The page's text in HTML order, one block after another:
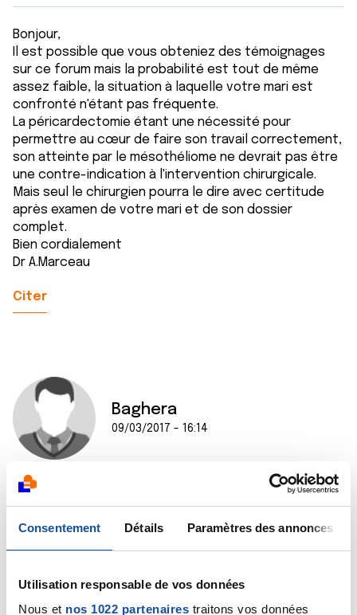
Consentement Détails Paramètres des annonces
Utilisation responsable de vos données
Nous et nos 1022 partenaires traitons vos données
Bonjour,
Il est possible que vous obteniez des témoignages
sur ce forum mais la probabilité est tout de même
assez faible, la situation à laquelle votre mari est
confronté n'étant pas fréquente.
La péricardectomie étant une nécessité pour
permettre au cœur de faire son travail correctement,
son atteinte par le mésothéliome ne devrait pas être
une contre-indication à l'intervention chirurgicale.
Mais seul le chirurgien pourra le dire avec certitude
après examen de votre mari et de son dossier
complet.
Bien cordialement
Dr A.Marceau
Citer
Baghera
09/03/2017 - 16:14
Mais ce qui m'intéresse, c'est d'avoir des retours de
patients opérés, que mon mari prenne une décision
Encore merci d'avoir pris le temps...